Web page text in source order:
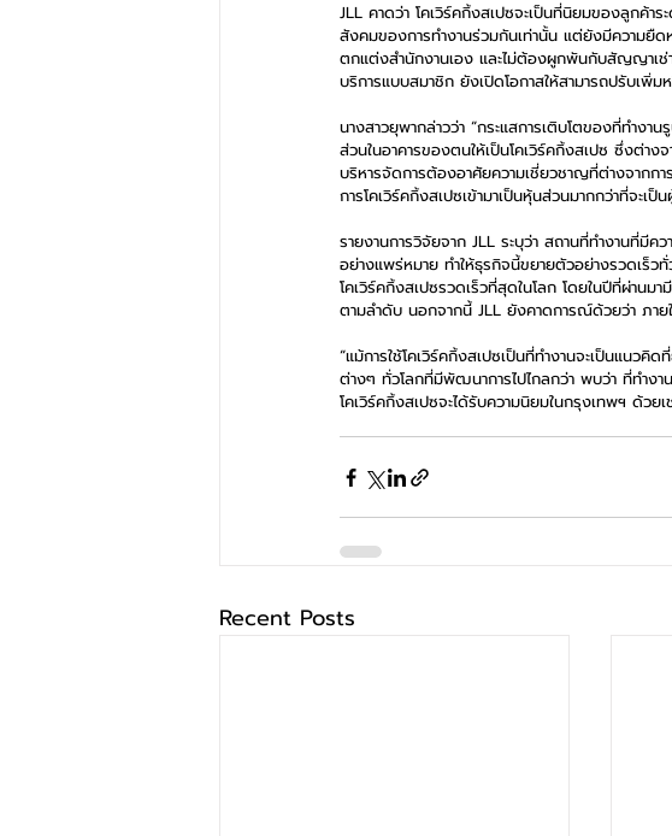
JLL คาดว่า โคเวิร์คกิ้งสเปซจะเป็นที่นิยมของลูกค้า
สังคมของการทำงานร่วมกันเท่านั้น แต่ยังมีความยื
ตกแต่งสำนักงานเอง และไม่ต้องผูกพันกับสัญญาเช่
บริการแบบสมาชิก ยังเปิดโอกาสให้สามารถปรับเ
นางสาวยุพากล่าวว่า “กระแสการเติบโตของที่ทำงา
ส่วนในอาคารของตนให้เป็นโคเวิร์คกิ้งสเปซ ซึ่งต่า
บริหารจัดการต้องอาศัยความเชี่ยวชาญที่ต่างจากกา
การโคเวิร์คกิ้งสเปซเข้ามาเป็นหุ้นส่วนมากกว่าที่จะเป็น
รายงานการวิจัยจาก JLL ระบุว่า สถานที่ทำงานที่มี
อย่างแพร่หมาย ทำให้ธุรกิจนี้ขยายตัวอย่างรวดเร็
โคเวิร์คกิ้งสเปซรวดเร็วที่สุดในโลก โดยในปีที่ผ่านม
ตามลำดับ นอกจากนี้ JLL ยังคาดการณ์ด้วยว่า ภา
“แม้การใช้โคเวิร์คกิ้งสเปซเป็นที่ทำงานจะเป็นแนว
ต่างๆ ทั่วโลกที่มีพัฒนาการไปไกลกว่า พบว่า ที่ทำงา
โคเวิร์คกิ้งสเปซจะได้รับความนิยมในกรุงเทพฯ ด้วย
Recent Posts